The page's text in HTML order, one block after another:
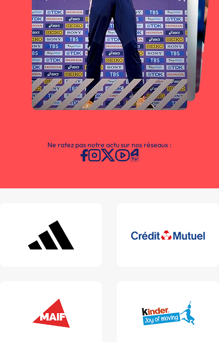
Ne ratez pas notre actu sur nos réseaux :